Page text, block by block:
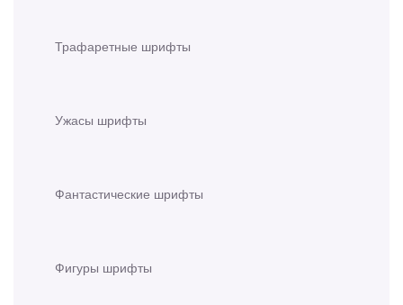
Трафаретные шрифты
Ужасы шрифты
Фантастические шрифты
Фигуры шрифты